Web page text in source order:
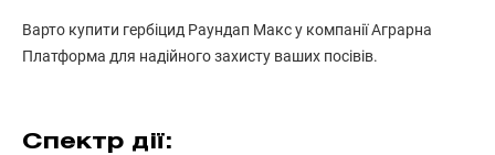
Варто купити гербіцид Раундап Макс у компанії Аграрна
Платформа для надійного захисту ваших посівів.
Спектр дії: